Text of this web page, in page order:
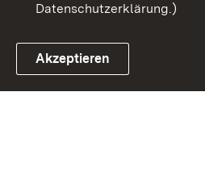
Datenschutzerklärung.)
Akzeptieren